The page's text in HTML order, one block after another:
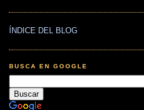
ÍNDICE DEL BLOG
BUSCA EN GOOGLE